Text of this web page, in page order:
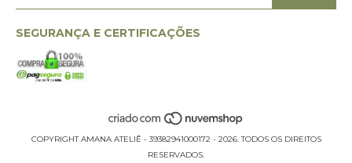
SEGURANÇA E CERTIFICAÇÕES
COPYRIGHT AMANA ATELIÊ - 39382941000172 - 2026. TODOS OS DIREITOS
RESERVADOS.